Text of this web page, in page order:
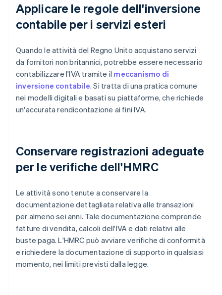
Applicare le regole dell'inversione
contabile per i servizi esteri
Quando le attività del Regno Unito acquistano servizi
da fornitori non britannici, potrebbe essere necessario
contabilizzare l'IVA tramite il meccanismo di
inversione contabile. Si tratta di una pratica comune
nei modelli digitali e basati su piattaforme, che richiede
un'accurata rendicontazione ai fini IVA.
Conservare registrazioni adeguate
per le verifiche dell'HMRC
Le attività sono tenute a conservare la
documentazione dettagliata relativa alle transazioni
per almeno sei anni. Tale documentazione comprende
fatture di vendita, calcoli dell'IVA e dati relativi alle
buste paga. L'HMRC può avviare verifiche di conformità
e richiedere la documentazione di supporto in qualsiasi
momento, nei limiti previsti dalla legge.